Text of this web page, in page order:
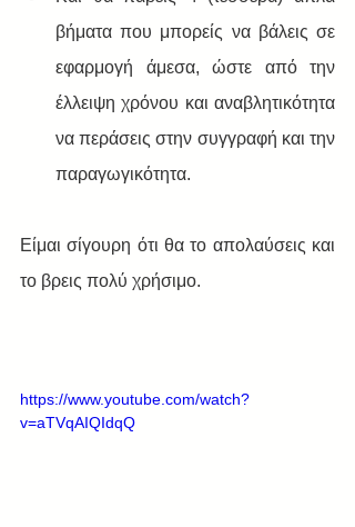
βήματα που μπορείς να βάλεις σε
εφαρμογή άμεσα, ώστε από την
έλλειψη χρόνου και αναβλητικότητα
να περάσεις στην συγγραφή και την
παραγωγικότητα.
Είμαι σίγουρη ότι θα το απολαύσεις και
το βρεις πολύ χρήσιμο.
https://www.youtube.com/watch?
v=aTVqAIQIdqQ